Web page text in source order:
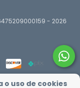
o uso de cookies
- 2026